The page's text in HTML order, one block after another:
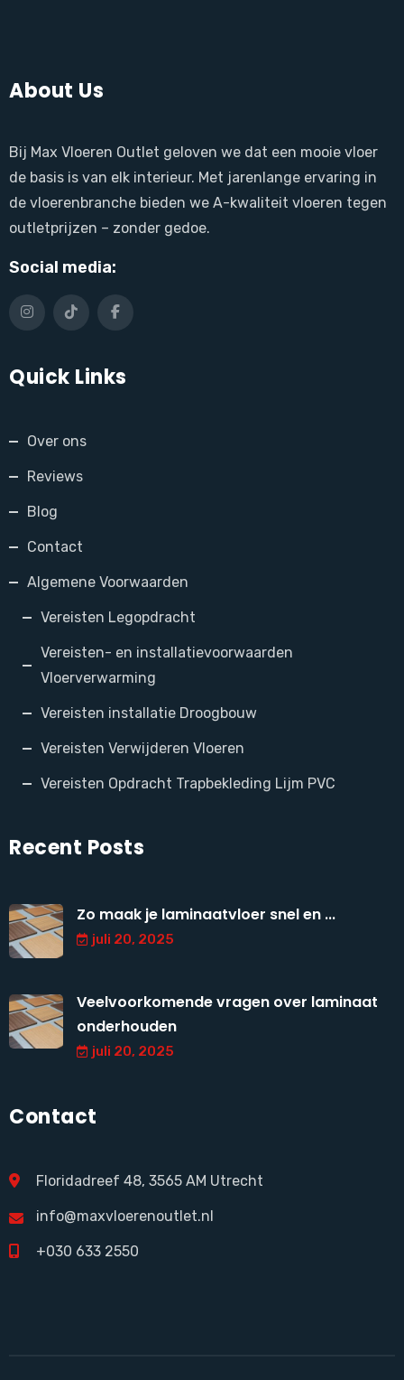
About Us
Bij Max Vloeren Outlet geloven we dat een mooie vloer
de basis is van elk interieur. Met jarenlange ervaring in
de vloerenbranche bieden we A-kwaliteit vloeren tegen
outletprijzen – zonder gedoe.
Social media:
Quick Links
Over ons
Reviews
Blog
Contact
Algemene Voorwaarden
Vereisten Legopdracht
Vereisten- en installatievoorwaarden
Vloerverwarming
Vereisten installatie Droogbouw
Vereisten Verwijderen Vloeren
Vereisten Opdracht Trapbekleding Lijm PVC
Recent Posts
Zo maak je laminaatvloer snel en ...
juli 20, 2025
Veelvoorkomende vragen over laminaat
onderhouden
juli 20, 2025
Contact
Floridadreef 48, 3565 AM Utrecht
info@maxvloerenoutlet.nl
+030 633 2550